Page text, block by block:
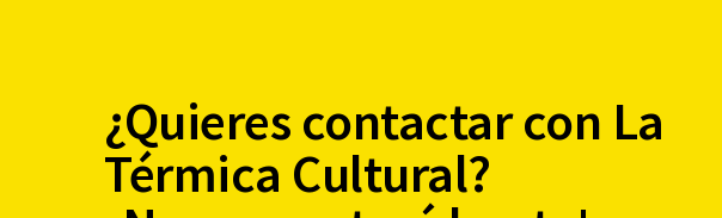
¿Quieres contactar con La
Térmica Cultural?